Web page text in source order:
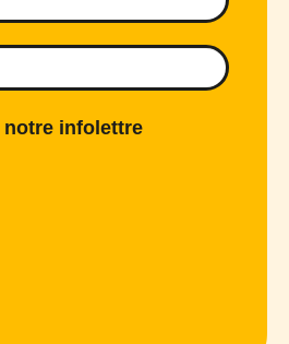
infolettre